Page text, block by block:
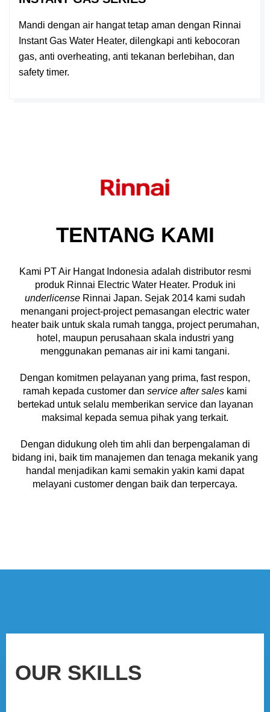
Mandi dengan air hangat tetap aman dengan Rinnai
Instant Gas Water Heater, dilengkapi anti kebocoran
gas, anti overheating, anti tekanan berlebihan, dan
safety timer.
TENTANG KAMI
Kami PT Air Hangat Indonesia adalah distributor resmi
produk Rinnai Electric Water Heater. Produk ini
underlicense Rinnai Japan. Sejak 2014 kami sudah
menangani project-project pemasangan electric water
heater baik untuk skala rumah tangga, project perumahan,
hotel, maupun perusahaan skala industri yang
menggunakan pemanas air ini kami tangani.
Dengan komitmen pelayanan yang prima, fast respon,
ramah kepada customer dan service after sales kami
bertekad untuk selalu memberikan service dan layanan
maksimal kepada semua pihak yang terkait.
Dengan didukung oleh tim ahli dan berpengalaman di
bidang ini, baik tim manajemen dan tenaga mekanik yang
handal menjadikan kami semakin yakin kami dapat
melayani customer dengan baik dan terpercaya.
OUR SKILLS